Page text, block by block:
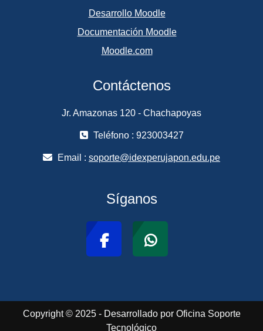
Desarrollo Moodle
Documentación Moodle
Moodle.com
Contáctenos
Jr. Amazonas 120 - Chachapoyas
Teléfono : 923003427
Email : soporte@idexperujapon.edu.pe
Síganos
Copyright © 2025 - Desarrollado por Oficina Soporte
Tecnológico